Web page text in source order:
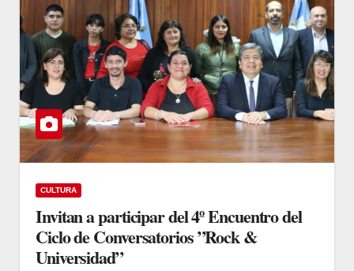
CULTURA
Invitan a participar del 4º Encuentro del
Ciclo de Conversatorios ”Rock &
Universidad”